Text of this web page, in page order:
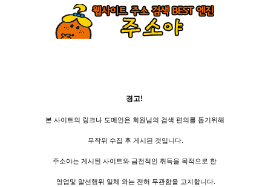
경고!
본 사이트의 링크나 도메인은 회원님의 검색 편의를 돕기위해
무작위 수집 후 게시된 것입니다.
주소야는 게시된 사이트와 금전적인 취득을 목적으로 한
영업및 알선행위 일체 와는 전혀 무관함을 고지합니다.